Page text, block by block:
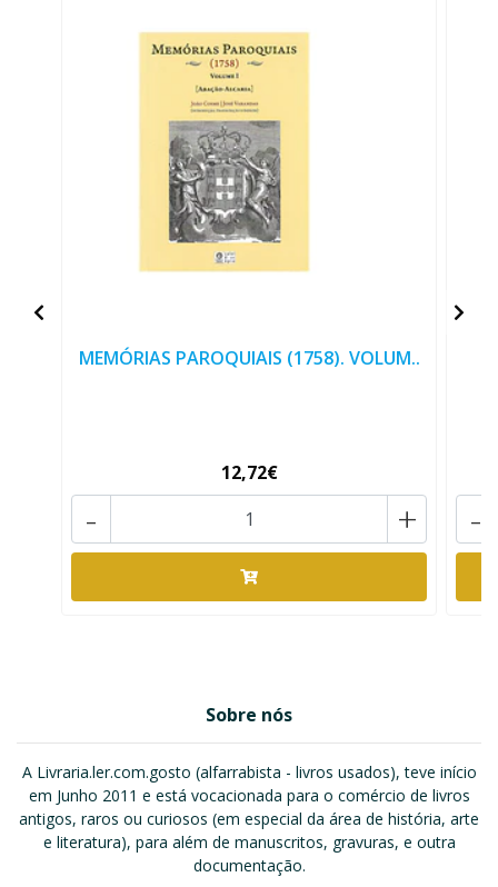
MEMÓRIAS PAROQUIAIS (1758). VOLUM..
12,72€
+
- -
Sobre nós
A Livraria.ler.com.gosto (alfarrabista - livros usados), teve início
em Junho 2011 e está vocacionada para o comércio de livros
antigos, raros ou curiosos (em especial da área de história, arte
e literatura), para além de manuscritos, gravuras, e outra
documentação.